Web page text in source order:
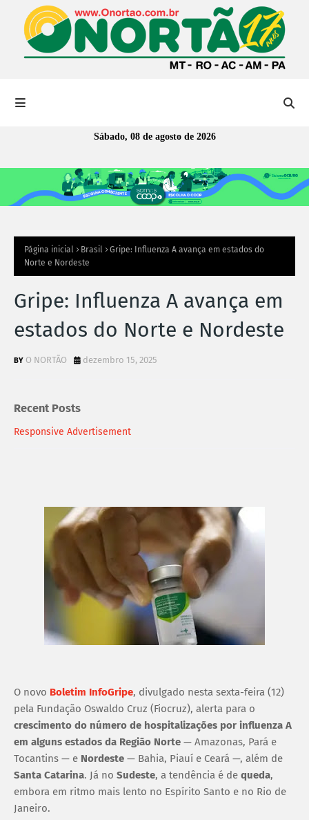
Sábado, 08 de agosto de 2026
Página inicial Brasil
Gripe: Influenza A avança em estados do
Norte e Nordeste
Gripe: Influenza A avança em
estados do Norte e Nordeste
O NORTÃO dezembro 15, 2025
Recent Posts
Responsive Advertisement
O novo Boletim InfoGripe, divulgado nesta sexta-feira (12)
pela Fundação Oswaldo Cruz (Fiocruz), alerta para o
crescimento do número de hospitalizações por influenza A
em alguns estados da Região Norte — Amazonas, Pará e
Tocantins — e Nordeste — Bahia, Piauí e Ceará —, além de
Santa Catarina. Já no Sudeste, a tendência é de queda,
embora em ritmo mais lento no Espírito Santo e no Rio de
Janeiro.